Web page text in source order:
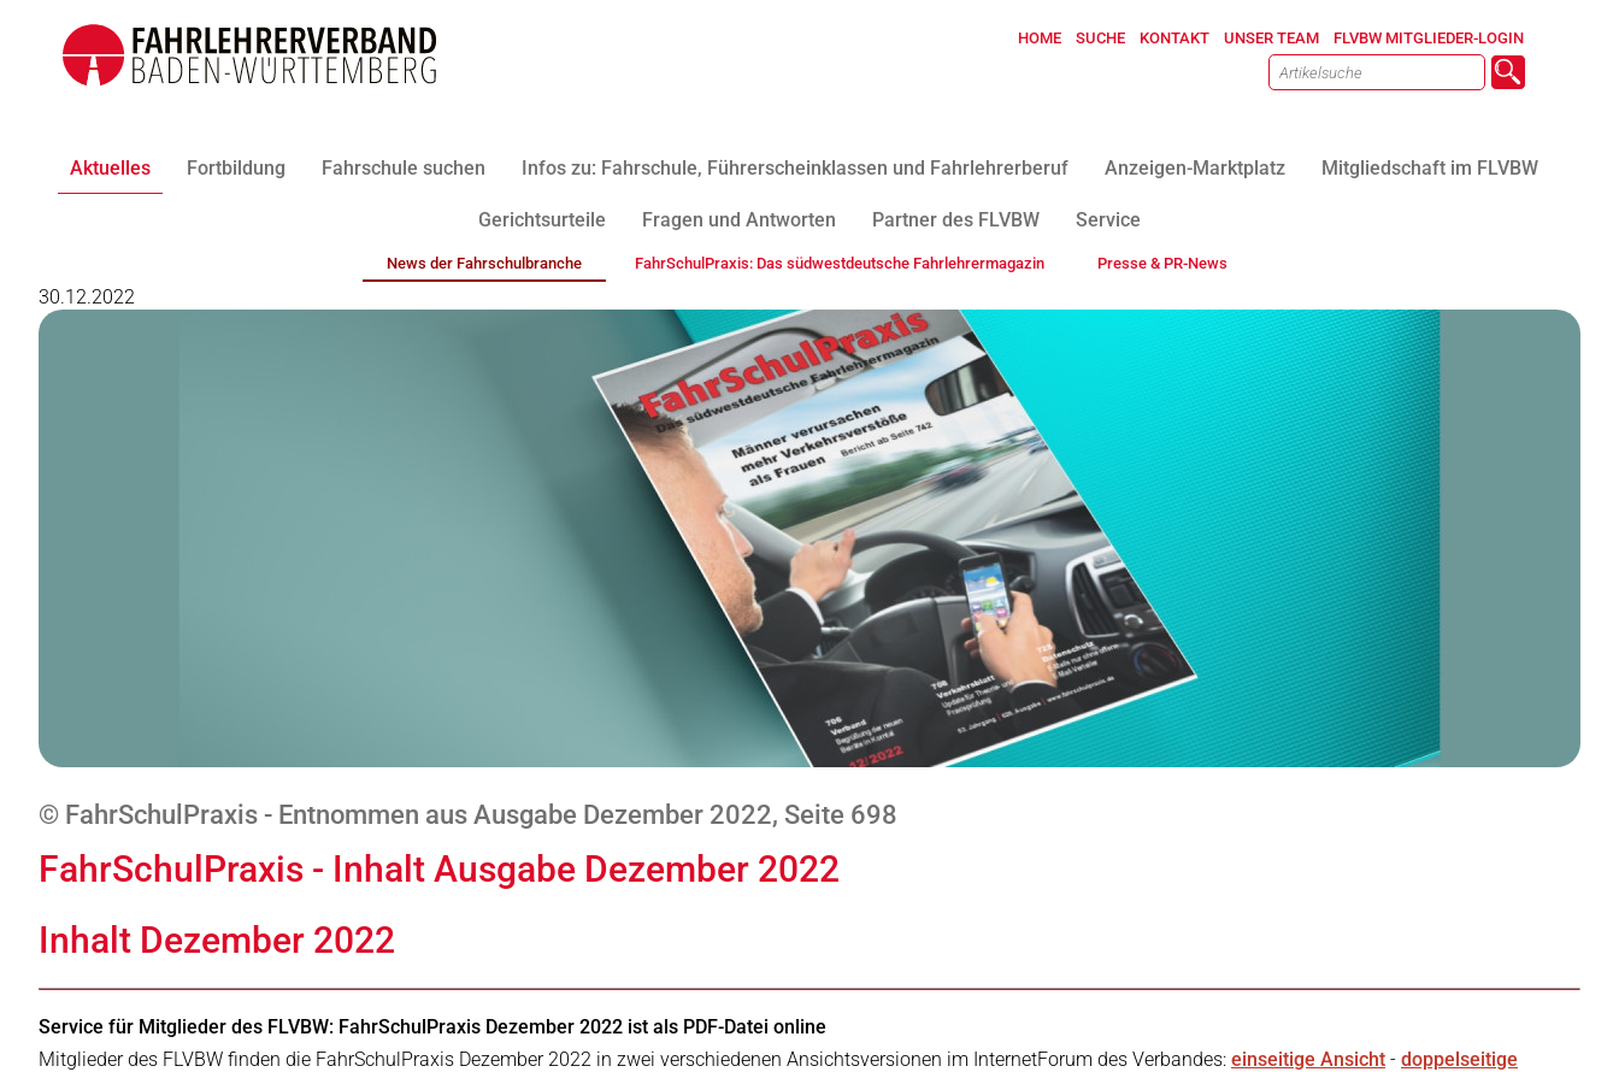
HOME SUCHE KONTAKT UNSER TEAM FLVBW MITGLIEDER-LOGIN
Aktuelles Fortbildung Fahrschule suchen Infos zu: Fahrschule, Führerscheinklassen und Fahrlehrerberuf Anzeigen-Marktplatz Mitgliedschaft im FLVBW
Gerichtsurteile Fragen und Antworten Partner des FLVBW Service
News der Fahrschulbranche FahrSchulPraxis: Das südwestdeutsche Fahrlehrermagazin Presse & PR-News
30.12.2022
© FahrSchulPraxis - Entnommen aus Ausgabe Dezember 2022, Seite 698
FahrSchulPraxis - Inhalt Ausgabe Dezember 2022
Inhalt Dezember 2022
Service für Mitglieder des FLVBW: FahrSchulPraxis Dezember 2022 ist als PDF-Datei online
Mitglieder des FLVBW finden die FahrSchulPraxis Dezember 2022 in zwei verschiedenen Ansichtsversionen im InternetForum des Verbandes: einseitige Ansicht - doppelseitige